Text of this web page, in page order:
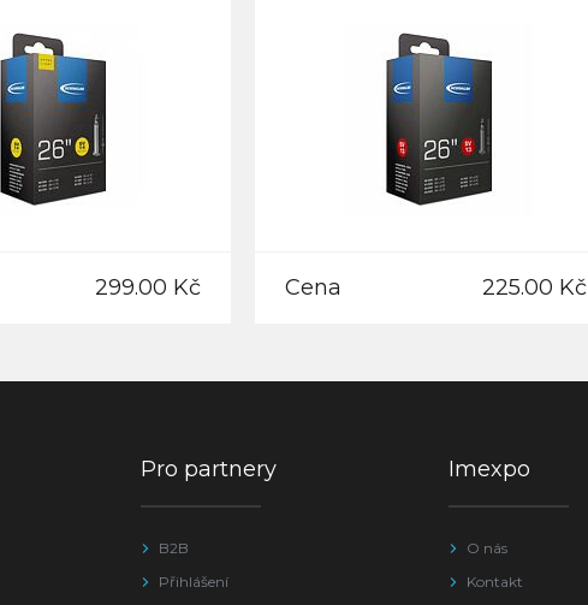
299.00 Kč Cena 225.00 Kč
Pro partnery
B2B
Přihlášení
Imexpo
O nás
Kontakt